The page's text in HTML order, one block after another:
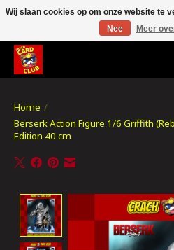
CRACH CARD CLUB , The best place to
Home /
Berserk Action Figure 1/6 Griffith
Edition 40 cm
Product image
Wij slaan cookies op om onze website te
Nee
Meer